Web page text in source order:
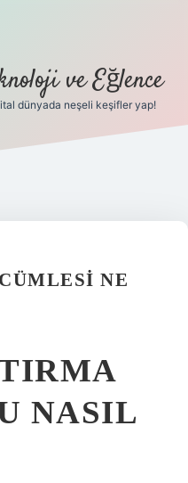
ve Eğlence
dünyada neşeli keşifler yap!
NE
NASIL